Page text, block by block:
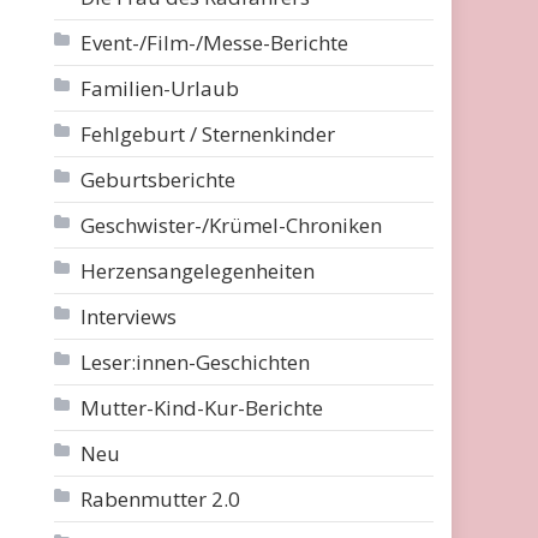
Event-/Film-/Messe-Berichte
Familien-Urlaub
Fehlgeburt / Sternenkinder
Geburtsberichte
Geschwister-/Krümel-Chroniken
Herzensangelegenheiten
Interviews
Leser:innen-Geschichten
Mutter-Kind-Kur-Berichte
Neu
Rabenmutter 2.0